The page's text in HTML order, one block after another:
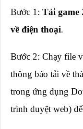
Bước 1:Tải game
về điện thoại.
Bước 2: Chạy file
thông báo tải về
trong ứng dụng
trình duyệt web)